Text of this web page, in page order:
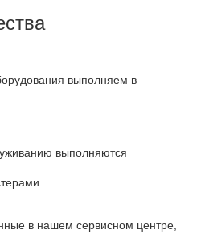
выполняем в
выполняются
в нашем сервисном центре,